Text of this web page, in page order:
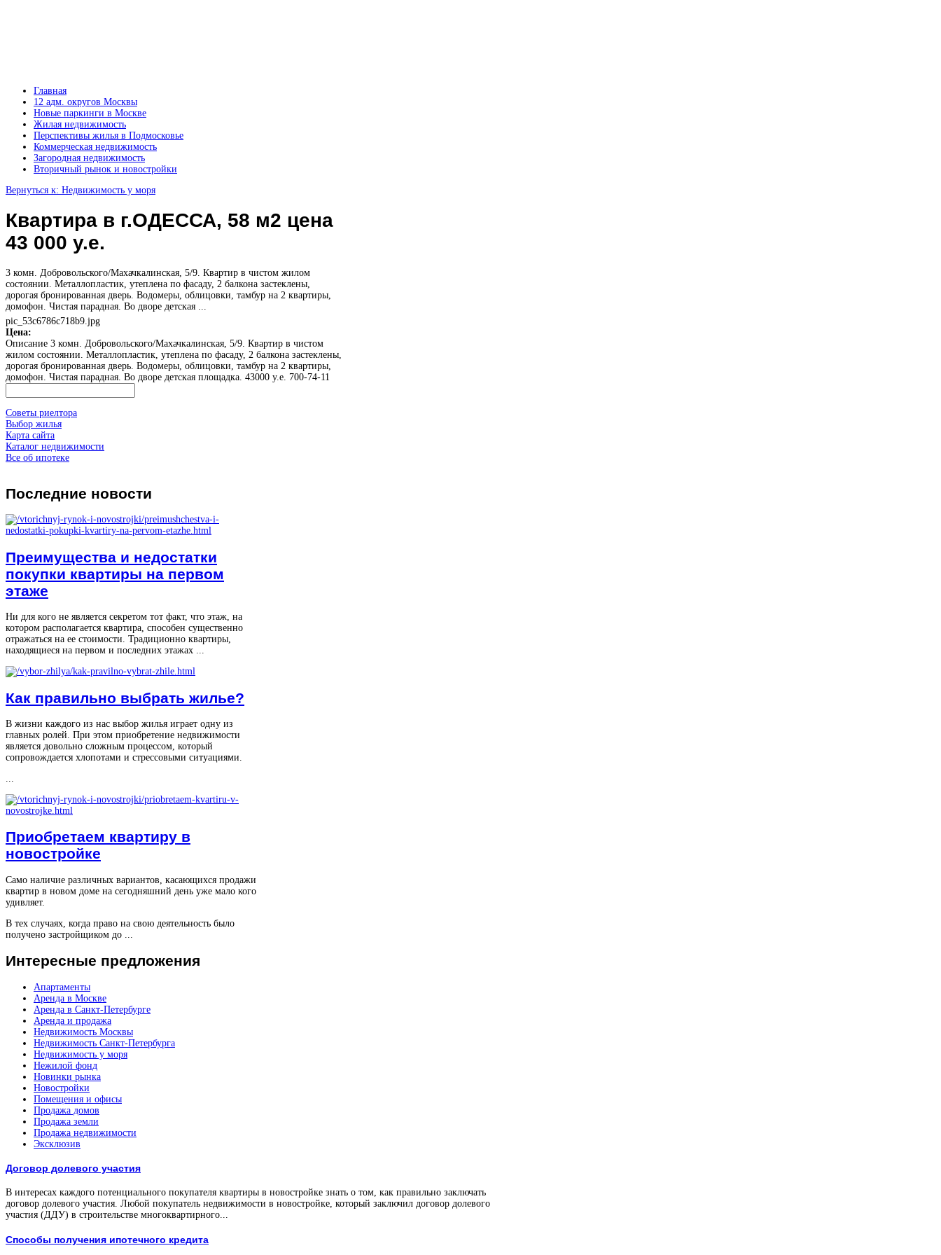
Главная
12 адм. округов Москвы
Новые паркинги в Москве
Жилая недвижимость
Перспективы жилья в Подмосковье
Коммерческая недвижимость
Загородная недвижимость
Вторичный рынок и новостройки
Вернуться к: Недвижимость у моря
Квартира в г.ОДЕССА, 58 м2 цена
43 000 у.е.
3 комн. Добровольского/Махачкалинская, 5/9. Квартир в чистом жилом
состоянии. Металлопластик, утеплена по фасаду, 2 балкона застеклены,
дорогая бронированная дверь. Водомеры, облицовки, тамбур на 2 квартиры,
домофон. Чистая парадная. Во дворе детская ...
pic_53c6786c718b9.jpg
Цена:
Описание 3 комн. Добровольского/Махачкалинская, 5/9. Квартир в чистом
жилом состоянии. Металлопластик, утеплена по фасаду, 2 балкона застеклены,
дорогая бронированная дверь. Водомеры, облицовки, тамбур на 2 квартиры,
домофон. Чистая парадная. Во дворе детская площадка. 43000 у.е. 700-74-11
Советы риелтора
Выбор жилья
Карта сайта
Каталог недвижимости
Все об ипотеке
Последние новости
Преимущества и недостатки
покупки квартиры на первом
этаже
Ни для кого не является секретом тот факт, что этаж, на
котором располагается квартира, способен существенно
отражаться на ее стоимости. Традиционно квартиры,
находящиеся на первом и последних этажах ...
Как правильно выбрать жилье?
В жизни каждого из нас выбор жилья играет одну из
главных ролей. При этом приобретение недвижимости
является довольно сложным процессом, который
сопровождается хлопотами и стрессовыми ситуациями.
...
Приобретаем квартиру в
новостройке
Само наличие различных вариантов, касающихся продажи
квартир в новом доме на сегодняшний день уже мало кого
удивляет.
В тех случаях, когда право на свою деятельность было
получено застройщиком до ...
Интересные предложения
Апартаменты
Аренда в Москве
Аренда в Санкт-Петербурге
Аренда и продажа
Недвижимость Москвы
Недвижимость Санкт-Петербурга
Недвижимость у моря
Нежилой фонд
Новинки рынка
Новостройки
Помещения и офисы
Продажа домов
Продажа земли
Продажа недвижимости
Эксклюзив
Договор долевого участия
В интересах каждого потенциального покупателя квартиры в новостройке знать о том, как правильно заключать
договор долевого участия. Любой покупатель недвижимости в новостройке, который заключил договор долевого
участия (ДДУ) в строительстве многоквартирного...
Способы получения ипотечного кредита